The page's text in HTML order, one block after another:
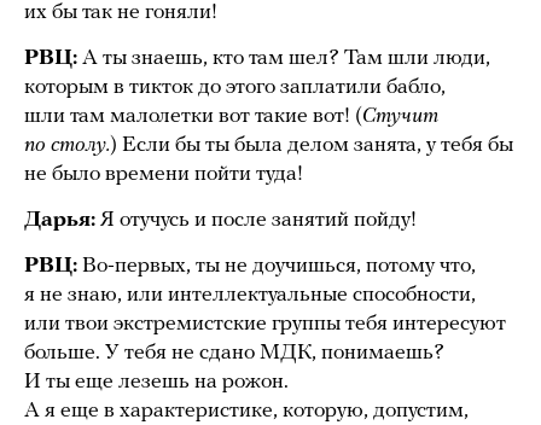
их бы так не гоняли!
РВЦ: А ты знаешь, кто там шел? Там шли люди,
которым в тикток до этого заплатили бабло,
шли там малолетки вот такие вот! (Стучит
по столу.) Если бы ты была делом занята, у тебя бы
не было времени пойти туда!
Дарья: Я отучусь и после занятий пойду!
РВЦ: Во-первых, ты не доучишься, потому что,
я не знаю, или интеллектуальные способности,
или твои экстремистские группы тебя интересуют
больше. У тебя не сдано МДК, понимаешь?
И ты еще лезешь на рожон.
А я еще в характеристике, которую, допустим,